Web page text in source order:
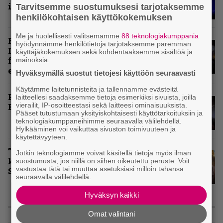
ikiuneen
Rokki Raikasi Tampereella –
Infernon neljä väkevää nostoa
festarin kakkospäivän
esityksistä
Paluu vanhaan liittoon – Arch
Enemy Tavastialla
”Näillä festareilla kaikki on aina
kohdallaan” – raportti John
Smith Rock Festivalista
KOLUMNIT
Tarvitsemme suostumuksesi tarjotaksemme
henkilökohtaisen käyttökokemuksen
Me ja huolellisesti valitsemamme88 teknologiakumppania
hyödynnämme henkilötietoja tarjotaksemme paremman
käyttäjäkokemuksen sekä kohdentaaksemme sisältöä ja
mainoksia.
Hyväksymällä suostut tietojesi käyttöön seuraavasti
Käytämme laitetunnisteita ja tallennamme evästeitä
laitteellesi saadaksemme tietoja esimerkiksi sivuista, joilla
vierailit, IP-osoitteestasi sekä laitteesi ominaisuuksista.
Pääset tutustumaan yksityiskohtaisesti käyttötarkoituksiin ja
teknologiakumppaneihimme seuraavalla välilehdellä.
Hylkääminen voi vaikuttaa sivuston toimivuuteen ja
käytettävyyteen.
Jotkin teknologiamme voivat käsitellä tietoja myös ilman
suostumusta, jos niillä on siihen oikeutettu peruste. Voit
vastustaa tätä tai muuttaa asetuksiasi milloin tahansa
seuraavalla välilehdellä.
Hyväksyn kaikki
Omat valintani